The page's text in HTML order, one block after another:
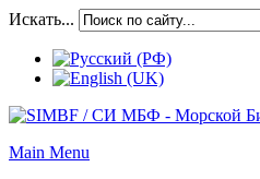
Искать...
Main Menu